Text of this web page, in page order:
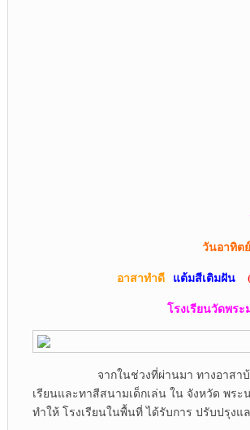
วันอาทิต
อาสาทำดี แต้มสีเติมฝัน
โรงเรียนวัดพร
จากในช่วงที่ผ่านมา ทางอาสาบ้านดิ
เรียนและทาสีสนามเด็กเล่น ใน จังหวัด พ
ทำให้ โรงเรียนในพื้นที่ ได้รับการ ปรับปรุงแ